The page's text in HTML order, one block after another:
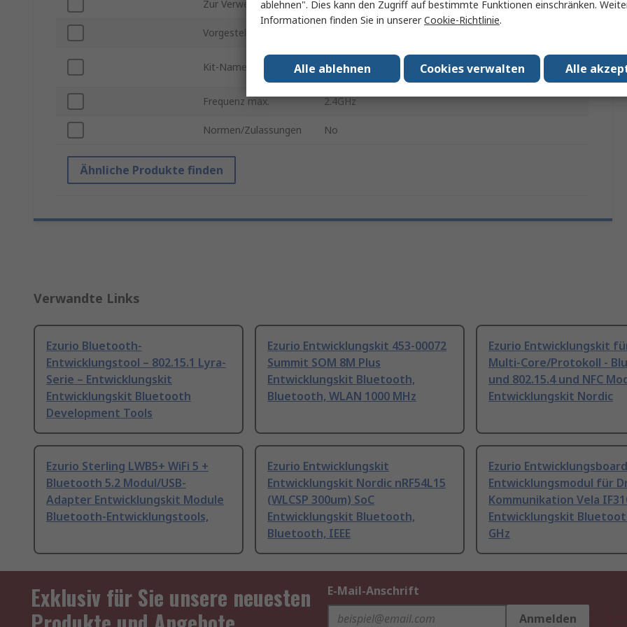
Zur Verwendung mit 453-00090C, 453-00090R, 453-00091C, 453-00091R
Vorgestelltes Gerät
Kit-Name
Bluetooth-Entwicklungstool – 802.15.1 Lyra-Serie –
Entwicklungskit
Frequenz max. 2.4GHz
Normen/Zulassungen No
Ähnliche Produkte finden
Verwandte Links
Ezurio Bluetooth-
Entwicklungstool – 802.15.1 Lyra-
Serie – Entwicklungskit
Entwicklungskit Bluetooth
Development Tools
Ezurio Entwicklungskit 453-00072
Summit SOM 8M Plus
Entwicklungskit Bluetooth,
Bluetooth, WLAN 1000 MHz
Ezurio Entwicklungskit
Multi-Core/Protokoll -
und 802.15.4 und NFC
Entwicklungskit Nordic
Ezurio Sterling LWB5+ WiFi 5 +
Bluetooth 5.2 Modul/USB-
Adapter Entwicklungskit Module
Bluetooth-Entwicklungstools,
Ezurio Entwicklungskit
Entwicklungskit Nordic nRF54L15
(WLCSP 300um) SoC
Entwicklungskit Bluetooth,
Bluetooth, IEEE
Ezurio Entwicklungsboard
Entwicklungsmodul für
Kommunikation Vela
Entwicklungskit
GHz
Exklusiv für Sie unsere neuesten
E-Mail-Anschrift
Anmelden
ablehnen". Dies kann den Zugriff auf bestimmte Funktionen einschränken.
Informationen finden Sie in unsererCookie-Richtlinie.
Alle
Cookies verwalten
Alle ablehnen